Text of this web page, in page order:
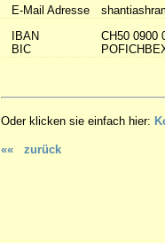
E-Mail Adresse
IBAN
BIC
CH50 0900
Oder klicken sie einfach hier:
«« zurück